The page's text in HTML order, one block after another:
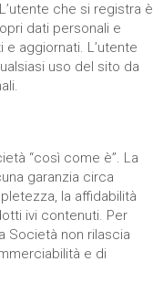
che si registra è
dati personali e
aggiornati. L’utente
uso del sito da
“così come è”. La
garanzia circa
la affidabilità
ivi contenuti. Per
Società non rilascia
e di